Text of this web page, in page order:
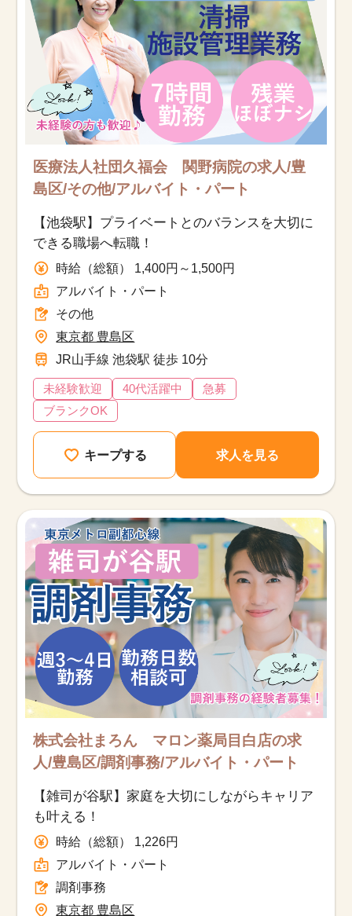
医療法人社団久福会 関野病院の求人/豊
島区/その他/アルバイト・パート
【池袋駅】プライベートとのバランスを大切に
できる職場へ転職！
時給（総額） 1,400円～1,500円
アルバイト・パート
その他
東京都 豊島区
JR山手線 池袋駅 徒歩 10分
未経験歓迎 40代活躍中
急募
ブランクOK
キープする 求人を見る
株式会社まろん マロン薬局目白店の求
人/豊島区/調剤事務/アルバイト・パート
【雑司が谷駅】家庭を大切にしながらキャリア
も叶える！
時給（総額） 1,226円
アルバイト・パート
調剤事務
東京都 豊島区